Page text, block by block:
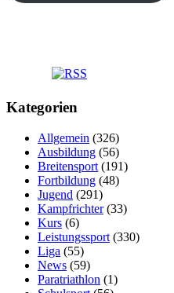
Kategorien
Allgemein (326)
Ausbildung (56)
Breitensport (191)
Fortbildung (48)
Jugend (291)
Kampfrichter(33)
Kurs (6)
Leistungssport (330)
Liga (55)
News (59)
Paratriathlon (1)